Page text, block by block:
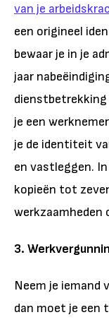
van je
een origineel
bewaar je in je
jaar
dienstbetrekking
je een
je de identiteit
en vastleggen.
kopieën tot
werkzaamheden
3.
Neem je iemand
dan moet je een